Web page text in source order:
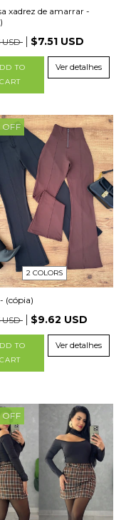
xadrez de amarrar -
USD
$7.51 USD
TO
CART
Ver detalhes
OFF
2 COLORS
(cópia)
USD
$9.62 USD
TO
CART
Ver detalhes
OFF